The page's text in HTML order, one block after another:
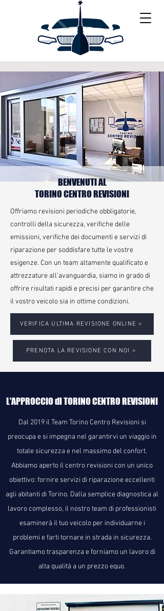
BENVENUTI AL
TORINO CENTRO REVISIONI
Offriamo revisioni periodiche obbligatorie,
controlli della sicurezza, verifiche delle
emissioni, verifiche dei documenti e servizi di
riparazione per soddisfare tutte le vostre
esigenze. Con un team altamente qualificato e
attrezzature all'avanguardia, siamo in grado di
offrire risultati rapidi e precisi per garantire che
il vostro veicolo sia in ottime condizioni.
VERIFICA ULTIMA REVISIONE ONLINE >
PRENOTA LA REVISIONE CON NOI >
L'APPROCCIO di TORINO CENTRO REVISIONI
Dal 2019 il Team Torino Centro Revisioni si
preocupa e si impegna nel garantirvi un viaggio in
totale sicurezza e nel massimo del confort.
Abbiamo aperto il centro revisioni con un unico
obiettivo: fornire servizi di riparazione eccellenti
agli abitanti di Torino. Dalla semplice diagnostica al
lavoro complesso, il nostro team di professionisti
esaminerà il tuo veicolo per individuarne i
problemi e farti tornare in strada in sicurezza.
Garantiamo trasparenza e forniamo un lavoro di
alta qualità a un prezzo equo.